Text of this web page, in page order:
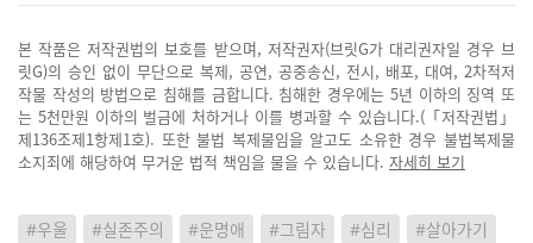
본 작품은 저작권법의 보호를 받으며, 저작권자(브릿G가 대리권자일 경우 브
릿G)의 승인 없이 무단으로 복제, 공연, 공중송신, 전시, 배포, 대여, 2차적저
작물 작성의 방법으로 침해를 금합니다. 침해한 경우에는 5년 이하의 징역 또
는 5천만원 이하의 벌금에 처하거나 이를 병과할 수 있습니다.(「저작권법」
제136조제1항제1호). 또한 불법 복제물임을 알고도 소유한 경우 불법복제물
소지죄에 해당하여 무거운 법적 책임을 물을 수 있습니다. 자세히 보기
#우울 #실존주의 #운명애 #그림자 #심리 #살아가기